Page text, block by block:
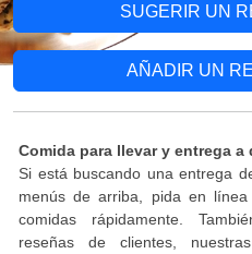
SUGERIR UN
AÑADIR UN
Comida para llevar y entrega
Si está buscando una entrega
menús de arriba, pida en
comidas rápidamente.
reseñas de clientes,